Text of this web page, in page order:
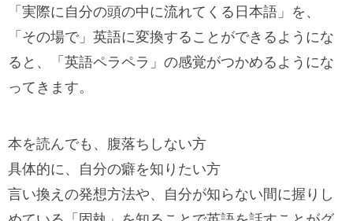
「実際に自分の頭の中に流れてくる日本語」を、
「その場で」英語に変換することができるようにな
ると、「英語ペラペラ」の感覚がつかめるようにな
ってきます。
本を読んでも、腹落ちしない方
具体的に、自分の癖を知りたい方
言い換えの発想方法や、自分が知らない間に握りし